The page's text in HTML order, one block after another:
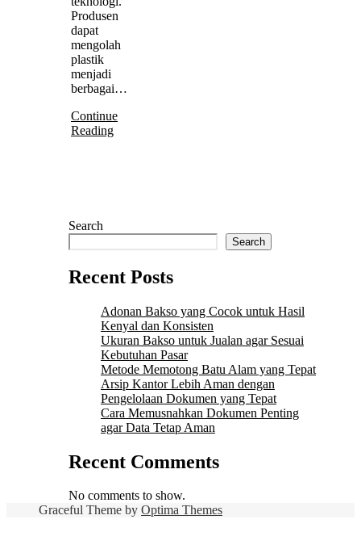
Produsen
dapat
mengolah
plastik
menjadi
berbagai…
Continue
Reading
Search
Search
Recent Posts
Adonan Bakso yang Cocok untuk Hasil
Kenyal dan Konsisten
Ukuran Bakso untuk Jualan agar Sesuai
Kebutuhan Pasar
Metode Memotong Batu Alam yang Tepat
Arsip Kantor Lebih Aman dengan
Pengelolaan Dokumen yang Tepat
Cara Memusnahkan Dokumen Penting
agar Data Tetap Aman
Recent Comments
No comments to show.
Graceful Theme by Optima Themes